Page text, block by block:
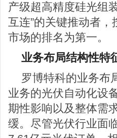
产级超高精度硅光组
互连”的关键推动者
市场的排名为第一。
业务布局结构性特
罗博特科的业务布
业务的光伏自动化设
期性影响以及整体需
缓。尽管光伏行业面